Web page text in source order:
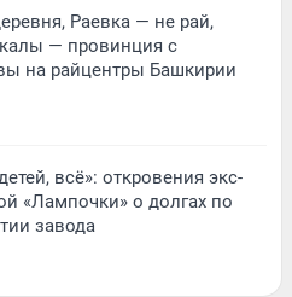
Раевка — не рай,
— провинция с
на райцентры Башкирии
всё»: откровения экс-
«Лампочки» о долгах по
завода